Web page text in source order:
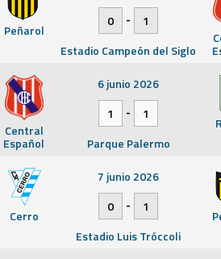
Peñarol
0
-
1
Estadio Campeón del Siglo
Central
Español
6 junio 2026
1
-
1
Parque Palermo
Cerro
7 junio 2026
0
-
1
Estadio Luis Tróccoli